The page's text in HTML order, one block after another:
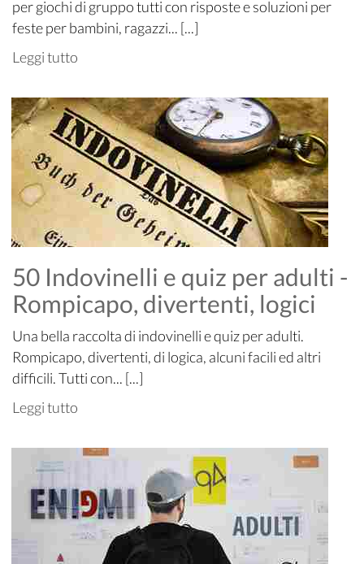
per giochi di gruppo tutti con risposte e soluzioni per
feste per bambini, ragazzi... [...]
Leggi tutto
50 Indovinelli e quiz per adulti -
Rompicapo, divertenti, logici
Una bella raccolta di indovinelli e quiz per adulti.
Rompicapo, divertenti, di logica, alcuni facili ed altri
difficili. Tutti con... [...]
Leggi tutto